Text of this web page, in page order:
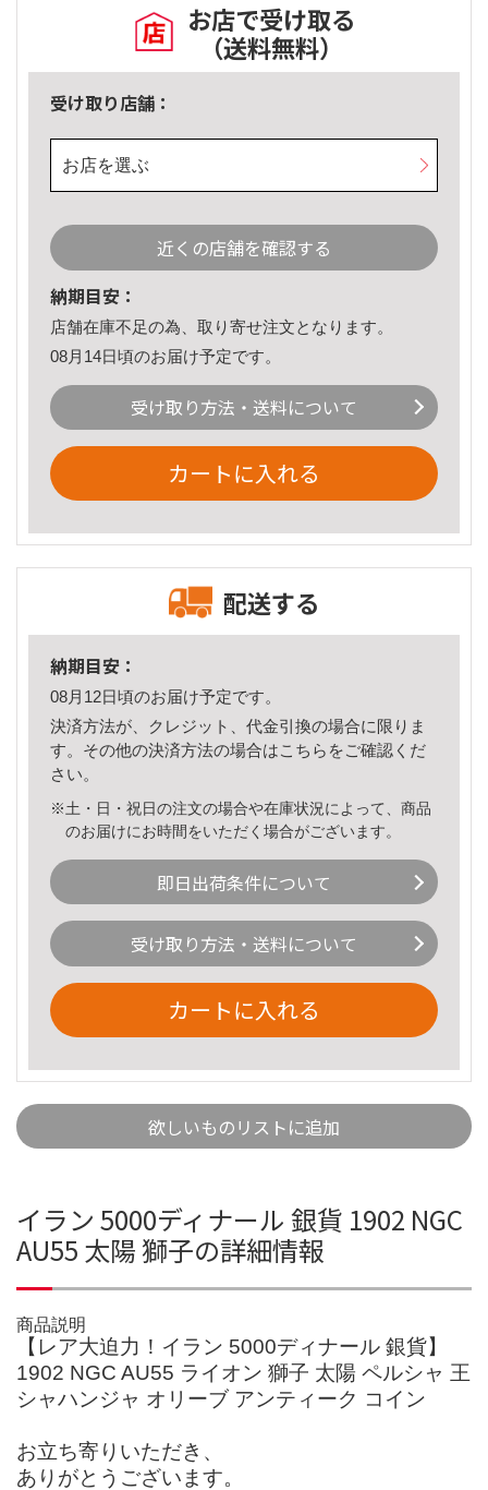
お店で受け取る
（送料無料）
受け取り店舗：
お店を選ぶ
近くの店舗を確認する
納期目安：
店舗在庫不足の為、取り寄せ注文となります。
08月14日頃のお届け予定です。
受け取り方法・送料について
カートに入れる
配送する
納期目安：
08月12日頃のお届け予定です。
決済方法が、クレジット、代金引換の場合に限りま
す。その他の決済方法の場合はこちら をご確認くだ
さい。
※土・日・祝日の注文の場合や在庫状況によって、商品
のお届けにお時間をいただく場合がございます。
即日出荷条件について
受け取り方法・送料について
カートに入れる
欲しいものリストに追加
イラン 5000ディナール 銀貨 1902 NGC
AU55 太陽 獅子の詳細情報
商品説明
【レア大迫力！イラン 5000ディナール 銀貨】
1902 NGC AU55 ライオン 獅子 太陽 ペルシャ 王
シャハンジャ オリーブ アンティーク コイン
お立ち寄りいただき、
ありがとうございます。